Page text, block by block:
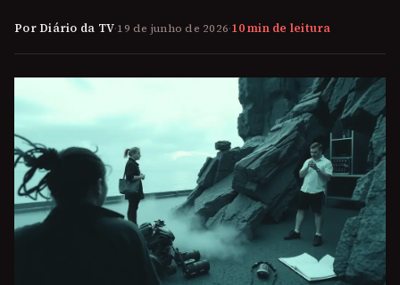
Por Diário da TV·19 de junho de 2026·10 min de leitura